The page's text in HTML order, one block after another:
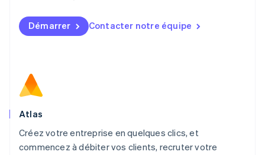
Démarrer Contacter notre équipe
Atlas
Créez votre entreprise en quelques clics, et
commencez à débiter vos clients, recruter votre
English简体中文
Malte
English
Nouvelle-Zélande
English
NederlandsEnglish
Pologne